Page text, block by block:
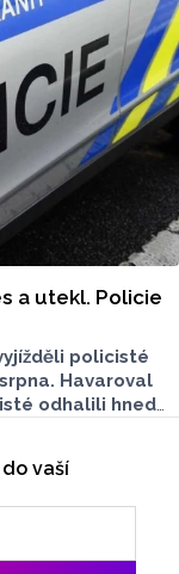
a utekl. Policie
policisté
Havaroval
odhalili hned
vaší